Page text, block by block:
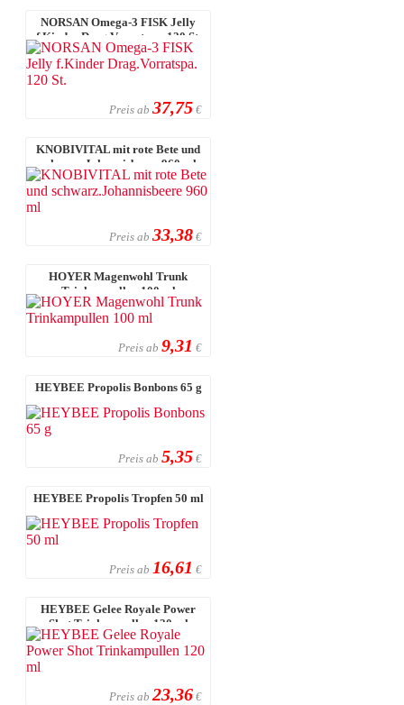
NORSAN Omega-3 FISK Jelly
f.Kinder Drag.Vorratspa. 120 St.
Preis ab 37,75 €
KNOBIVITAL mit rote Bete und
schwarz.Johannisbeere 960 ml
Preis ab 33,38 €
HOYER Magenwohl Trunk
Trinkampullen 100 ml
Preis ab 9,31 €
HEYBEE Propolis Bonbons 65 g
Preis ab 5,35 €
HEYBEE Propolis Tropfen 50 ml
Preis ab 16,61 €
HEYBEE Gelee Royale Power
Shot Trinkampullen 120 ml
Preis ab 23,36 €